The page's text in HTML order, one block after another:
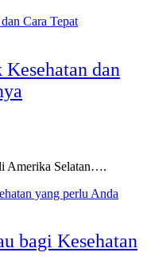
dan
Amerika Selatan….
bagi Kesehatan